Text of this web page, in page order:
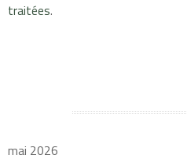
traitées.
mai 2026